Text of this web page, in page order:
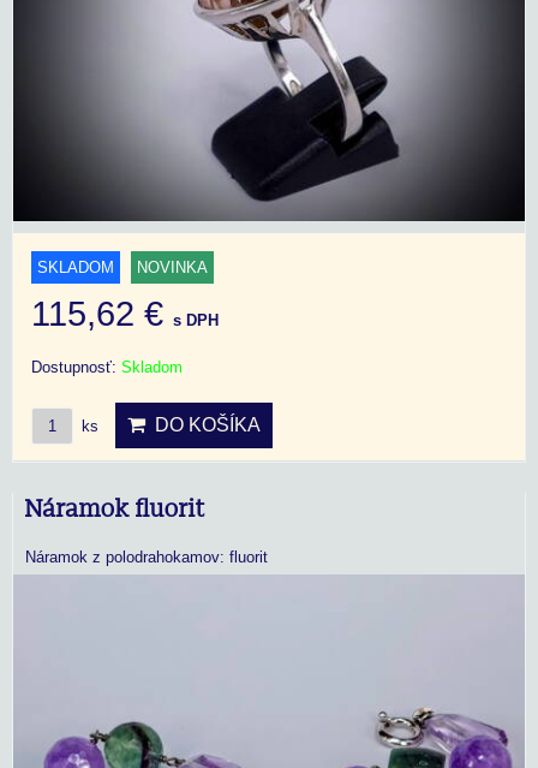
SKLADOM NOVINKA
115,62 € s DPH
Dostupnosť: Skladom
ks DO KOŠÍKA
Náramok fluorit
Náramok z polodrahokamov: fluorit